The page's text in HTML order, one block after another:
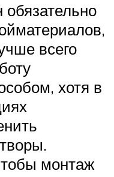
обязательно
всего
хотя в
монтаж